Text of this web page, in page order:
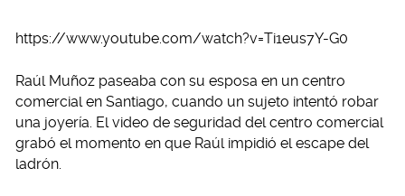
https://www.youtube.com/watch?v=Ti1eus7Y-G0
Raúl Muñoz paseaba con su esposa en un centro
comercial en Santiago, cuando un sujeto intentó robar
una joyería. El video de seguridad del centro comercial
grabó el momento en que Raúl impidió el escape del
ladrón.